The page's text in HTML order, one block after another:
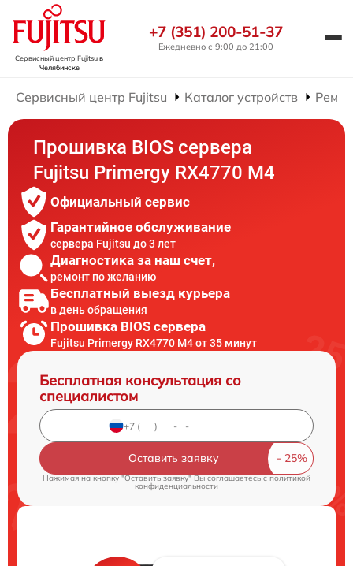
Сервисный центр Fujitsuв
Челябинске
+7 (351) 200-51-37
Ежедневно с 9:00 до 21:00
Сервисный центр Fujitsu Каталог устройств
Прошивка BIOS сервера
Fujitsu Primergy RX4770 M4
Официальный сервис
Гарантийное обслуживание
сервера Fujitsu до 3 лет
Диагностика за наш счет,
ремонт по желанию
Бесплатный выезд курьера
в день обращения
Прошивка BIOS сервера
Fujitsu Primergy RX4770 M4 от 35 минут
Бесплатная консультация со
специалистом
Оставить заявку
Нажимая на кнопку "Оставить заявку" Вы соглашаетесь cполитикой
конфиденциальности